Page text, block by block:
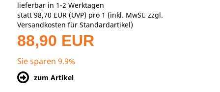
lieferbar in 1-2 Werktagen
statt 98,70 EUR (UVP) pro 1 (inkl. MwSt. zzgl.
Versandkosten für Standardartikel)
88,90 EUR
Sie sparen 9.9%
zum Artikel